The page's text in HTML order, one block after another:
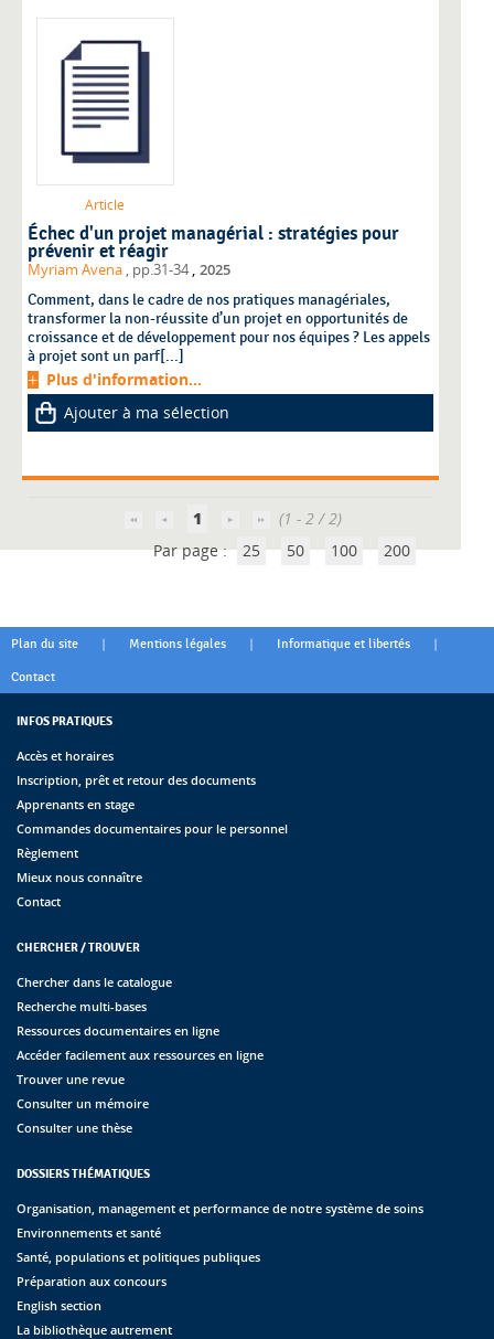
Article
Échec d'un projet managérial : stratégies pour
prévenir et réagir
Myriam Avena , pp.31-34, 2025
Comment, dans le cadre de nos pratiques managériales,
transformer la non-réussite d’un projet en opportunités de
croissance et de développement pour nos équipes ? Les appels
à projet sont un parf[...]
Plus d'information...
Ajouter à ma sélection
1
(1 - 2 / 2)
Par page : 25 50 100 200
Plan du site | Mentions légales | Informatique et libertés |
Contact
INFOS PRATIQUES
Accès et horaires
Inscription, prêt et retour des documents
Apprenants en stage
Commandes documentaires pour le personnel
Règlement
Mieux nous connaître
Contact
CHERCHER / TROUVER
Chercher dans le catalogue
Recherche multi-bases
Ressources documentaires en ligne
Accéder facilement aux ressources en ligne
Trouver une revue
Consulter un mémoire
Consulter une thèse
DOSSIERS THÉMATIQUES
Organisation, management et performance de notre système de soins
Environnements et santé
Santé, populations et politiques publiques
Préparation aux concours
English section
La bibliothèque autrement